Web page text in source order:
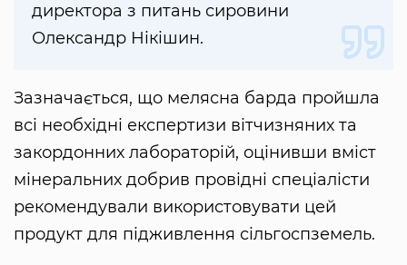
директора з питань сировини
Олександр Нікішин.
Зазначається, що мелясна барда пройшла
всі необхідні експертизи вітчизняних та
закордонних лабораторій, оцінивши вміст
мінеральних добрив провідні спеціалісти
рекомендували використовувати цей
продукт для підживлення сільгоспземель.